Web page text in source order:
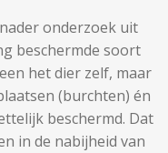
onderzoek uit
beschermde soort
het dier zelf, maar
(burchten) én
beschermd. Dat
in de nabijheid van